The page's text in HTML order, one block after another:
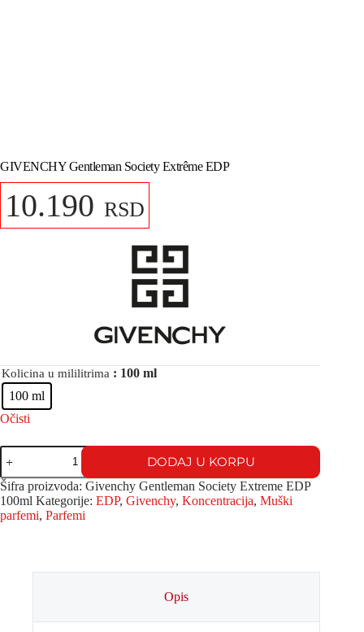
GIVENCHY Gentleman Society Extrême EDP
10.190 RSD
Kolicina u mililitrima : 100 ml
100 ml
Očisti
DODAJ U KORPU
Šifra proizvoda: Givenchy Gentleman Society Extreme EDP
100ml Kategorije: EDP, Givenchy, Koncentracija, Muški
parfemi, Parfemi
Opis